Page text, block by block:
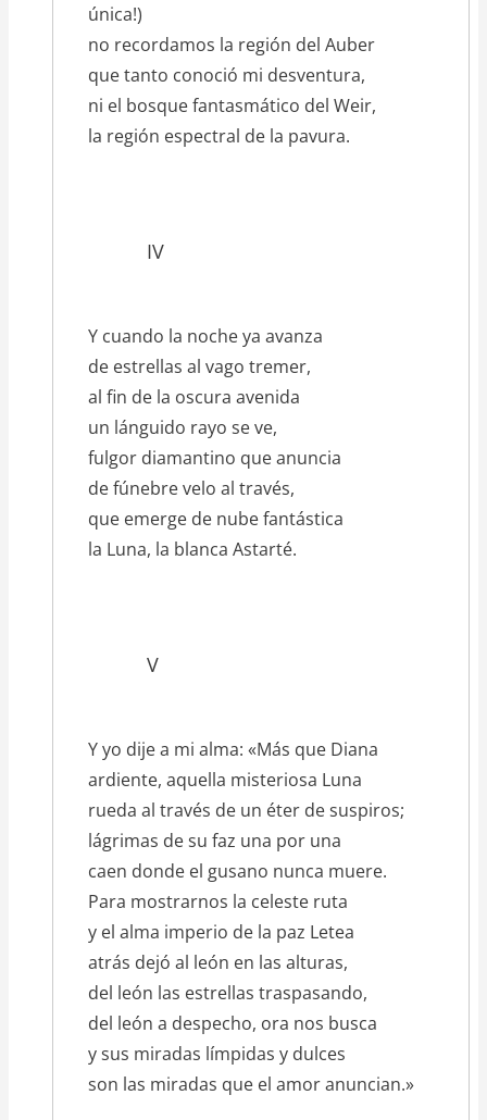
única!)
no recordamos la región del Auber
que tanto conoció mi desventura,
ni el bosque fantasmático del Weir,
la región espectral de la pavura.
IV
Y cuando la noche ya avanza
de estrellas al vago tremer,
al fin de la oscura avenida
un lánguido rayo se ve,
fulgor diamantino que anuncia
de fúnebre velo al través,
que emerge de nube fantástica
la Luna, la blanca Astarté.
V
Y yo dije a mi alma: «Más que Diana
ardiente, aquella misteriosa Luna
rueda al través de un éter de suspiros;
lágrimas de su faz una por una
caen donde el gusano nunca muere.
Para mostrarnos la celeste ruta
y el alma imperio de la paz Letea
atrás dejó al león en las alturas,
del león las estrellas traspasando,
del león a despecho, ora nos busca
y sus miradas límpidas y dulces
son las miradas que el amor anuncian.»